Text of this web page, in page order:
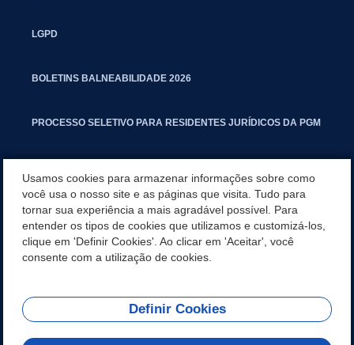
LGPD
BOLETINS BALNEABILIDADE 2026
PROCESSO SELETIVO PARA RESIDENTES JURÍDICOS DA PGM
MANUAL DE PROCEDIMENTOS IMOBILIÁRIOS SEINFRA
TURMINHA DO LAGO
REDES SOCIAIS
Usamos cookies para armazenar informações sobre como
você usa o nosso site e as páginas que visita. Tudo para
tornar sua experiência a mais agradável possível. Para
entender os tipos de cookies que utilizamos e customizá-los,
clique em 'Definir Cookies'. Ao clicar em 'Aceitar', você
consente com a utilização de cookies.
Definir Cookies